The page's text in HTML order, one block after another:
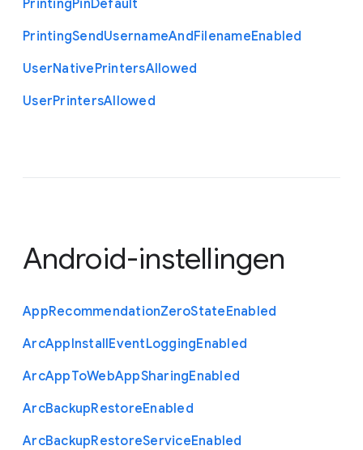
PrintingPinDefault
PrintingSendUsernameAndFilenameEnabled
UserNativePrintersAllowed
UserPrintersAllowed
Android-instellingen
AppRecommendationZeroStateEnabled
ArcAppInstallEventLoggingEnabled
ArcAppToWebAppSharingEnabled
ArcBackupRestoreEnabled
ArcBackupRestoreServiceEnabled